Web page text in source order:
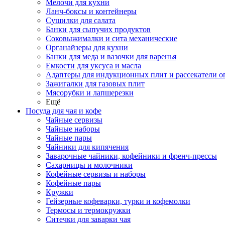
Мелочи для кухни
Ланч-боксы и контейнеры
Сушилки для салата
Банки для сыпучих продуктов
Соковыжималки и сита механические
Органайзеры для кухни
Банки для меда и вазочки для варенья
Емкости для уксуса и масла
Адаптеры для индукционных плит и рассекатели
Зажигалки для газовых плит
Мясорубки и лапшерезки
Ещё
Посуда для чая и кофе
Чайные сервизы
Чайные наборы
Чайные пары
Чайники для кипячения
Заварочные чайники, кофейники и френч-прессы
Сахарницы и молочники
Кофейные сервизы и наборы
Кофейные пары
Кружки
Гейзерные кофеварки, турки и кофемолки
Термосы и термокружки
Ситечки для заварки чая